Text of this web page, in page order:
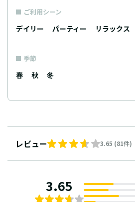
ご利用シーン
デイリー パーティー リラックス
季節
春 秋 冬
レビュー 3.65 (81件)
3.65